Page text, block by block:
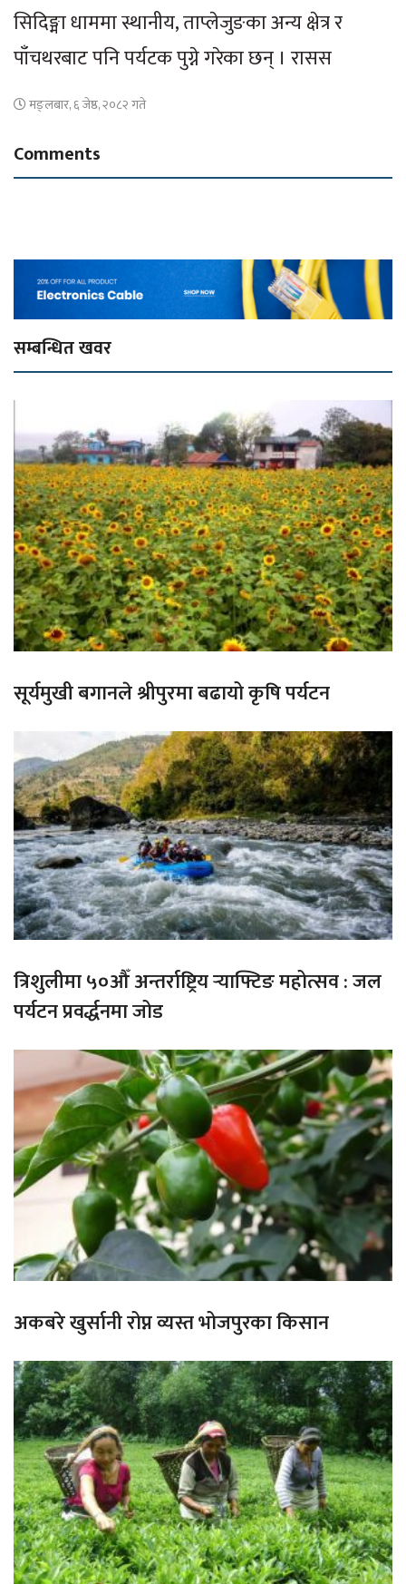
सिदिङ्मा धाममा स्थानीय, ताप्लेजुङका अन्य क्षेत्र र
पाँचथरबाट पनि पर्यटक पुग्ने गरेका छन् । रासस
मङ्लबार, ६ जेष्ठ, २०८२ गते
Comments
सम्बन्धित खवर
सूर्यमुखी बगानले श्रीपुरमा बढायो कृषि पर्यटन
त्रिशुलीमा ५०औँ अन्तर्राष्ट्रिय र्‍याफ्टिङ महोत्सव : जल
पर्यटन प्रवर्द्धनमा जोड
अकबरे खुर्सानी रोप्न व्यस्त भोजपुरका किसान